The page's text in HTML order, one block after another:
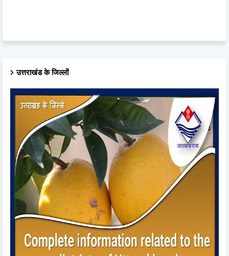
उत्तराखंड के जिल्लों